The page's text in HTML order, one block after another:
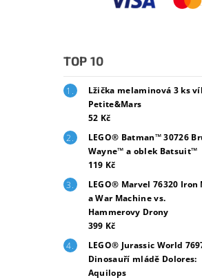
TOP 10
Lžička melaminová 3 ks
Petite&Mars
52 Kč
LEGO® Batman™ 30726
Wayne™ a oblek Batsuit™
119 Kč
LEGO® Marvel 76320 Iron
a War Machine vs.
Hammerovy Drony
399 Kč
LEGO® Jurassic World
Dinosauří mládě Dolores:
Aquilops